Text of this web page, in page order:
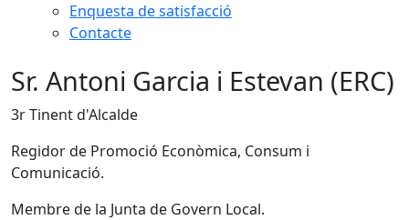
Enquesta de satisfacció
Contacte
Sr. Antoni Garcia i Estevan (ERC)
3r Tinent d'Alcalde
Regidor de Promoció Econòmica, Consum i
Comunicació.
Membre de la Junta de Govern Local.